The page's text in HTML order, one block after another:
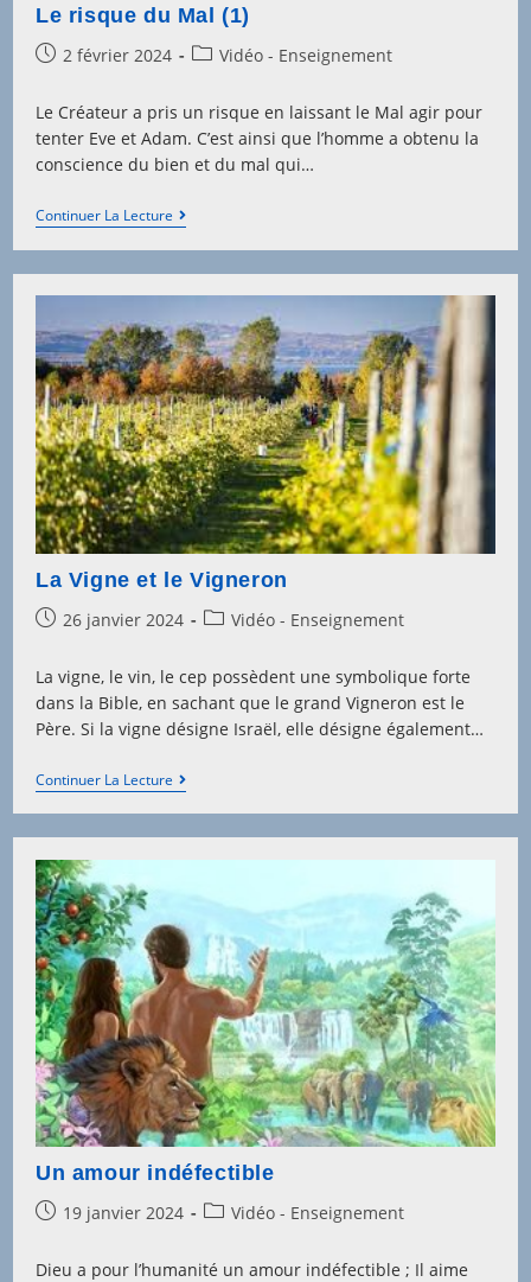
Le risque du Mal (1)
Post2 février 2024
PostVidéo - Enseignement
Le Créateur a pris un risque en laissant le Mal agir pour
tenter Eve et Adam. C’est ainsi que l’homme a obtenu la
conscience du bien et du mal qui…
Continuer La LectureLe
Risque
Du
Mal
(1)
La Vigne et le Vigneron
Post26 janvier 2024
PostVidéo - Enseignement
La vigne, le vin, le cep possèdent une symbolique forte
dans la Bible, en sachant que le grand Vigneron est le
Père. Si la vigne désigne Israël, elle désigne également…
Continuer La LectureLa
Vigne
Et
Le
Vigneron
Un amour indéfectible
Post19 janvier 2024
PostVidéo - Enseignement
Dieu a pour l’humanité un amour indéfectible ; Il aime